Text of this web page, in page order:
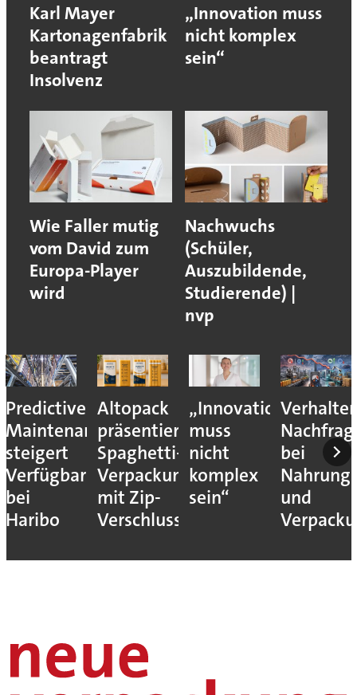
Karl Mayer
Kartonagenfabrik
beantragt
Insolvenz
„Innovation muss
nicht komplex
sein“
Wie Faller mutig
vom David zum
Europa-Player
wird
Nachwuchs
(Schüler,
Auszubildende,
Studierende) |
nvp
Predictive
Maintenance
steigert
Verfügbarkeit
bei
Haribo
Altopack
präsentiert
Spaghetti-
Verpackung
mit Zip-
Verschluss
„Innovation
muss
nicht
komplex
sein“
bei
und